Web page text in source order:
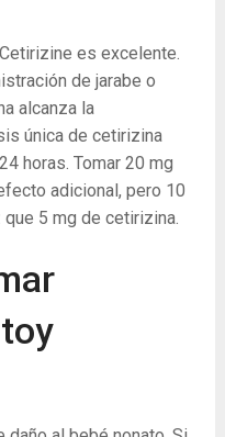
es excelente.
de jarabe o
alcanza la
única de cetirizina
horas. Tomar 20 mg
adicional, pero 10
5 mg de cetirizina.